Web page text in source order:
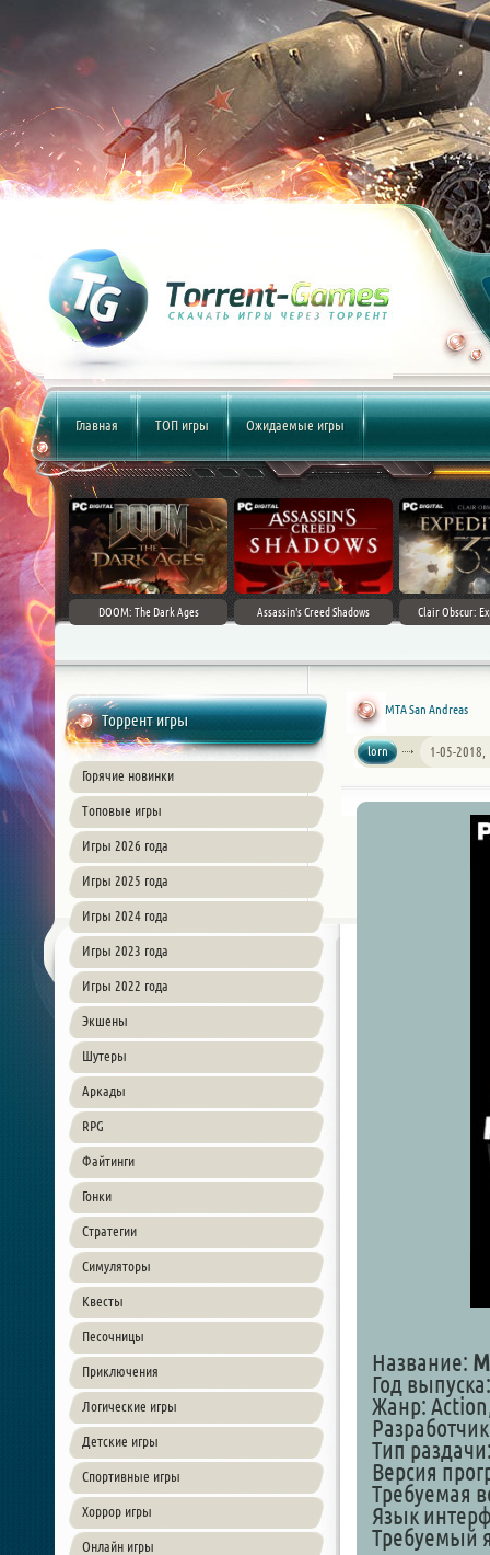
Главная ТОП игры Ожидаемые игры
DOOM: The Dark Ages Assassin's Creed Shadows Clair Obscur:
Торрент игры
Горячие новинки
Топовые игры
Игры 2026 года
Игры 2025 года
Игры 2024 года
Игры 2023 года
Игры 2022 года
Экшены
Шутеры
Аркады
RPG
Файтинги
Гонки
Стратегии
Симуляторы
Квесты
Песочницы
Приключения
Логические игры
Детские игры
Спортивные игры
Хоррор игры
Онлайн игры
MTA San Andreas
lorn 1-05-2018,
Название:
Год
Жанр:
Тип
Версия
Требуемая
Язык
Требуемый